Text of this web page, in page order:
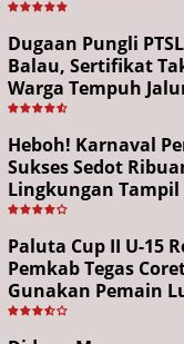
Dugaan Pungli
Balau, Sertifikat
Warga Tempuh
Heboh! Karnaval
Sukses Sedot
Lingkungan
Paluta Cup II U-15
Pemkab Tegas
Gunakan Pemain